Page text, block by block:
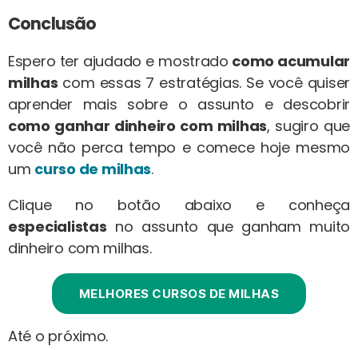
Conclusão
Espero ter ajudado e mostrado como acumular
milhas com essas 7 estratégias. Se você quiser
aprender mais sobre o assunto e descobrir
como ganhar dinheiro com milhas, sugiro que
você não perca tempo e comece hoje mesmo
um curso de milhas.
Clique no botão abaixo e conheça
especialistas no assunto que ganham muito
dinheiro com milhas.
MELHORES CURSOS DE MILHAS
Até o próximo.